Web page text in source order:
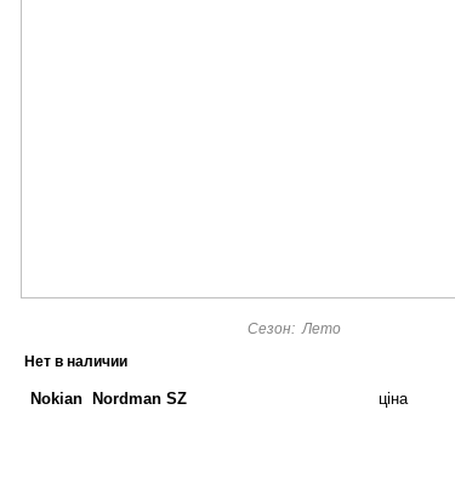
Сезон: Лето
Нет в наличии
Nokian Nordman SZ ціна